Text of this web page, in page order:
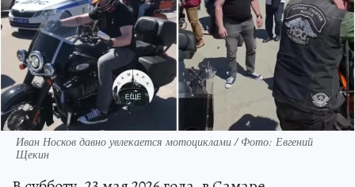
Иван Носков давно увлекается мотоциклами / Фото: Евгений
Щекин